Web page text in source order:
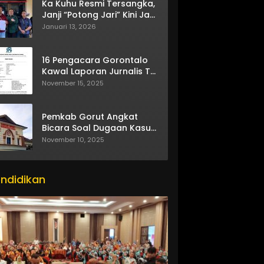
Ka Kuhu Resmi Tersangka,
Janji “Potong Jari” Kini Jadi
Bumerang
Januari 13, 2026
16 Pengacara Gorontalo
Kawal Laporan Jurnalis TV
One
November 15, 2025
Pemkab Gorut Angkat
Bicara Soal Dugaan Kasus
Asusila Oknum ASN
November 10, 2025